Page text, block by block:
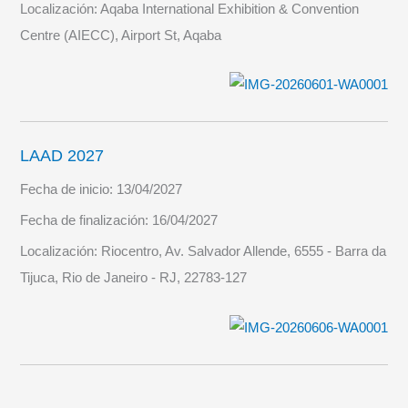
Localización:Aqaba International Exhibition & Convention
Centre (AIECC), Airport St, Aqaba
LAAD 2027
Fecha de inicio: 13/04/2027
Fecha de finalización: 16/04/2027
Localización: Riocentro, Av. Salvador Allende, 6555 - Barra da
Tijuca, Rio de Janeiro - RJ, 22783-127